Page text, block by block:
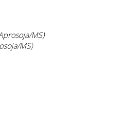
MS)
MS)